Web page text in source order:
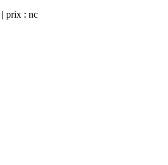
| prix : nc